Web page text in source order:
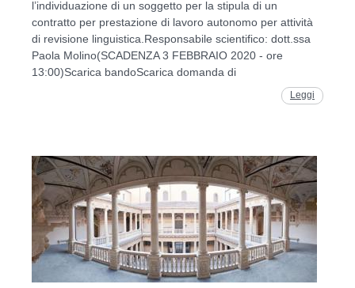
l’individuazione di un soggetto per la stipula di un
contratto per prestazione di lavoro autonomo per attività
di revisione linguistica.Responsabile scientifico: dott.ssa
Paola Molino(SCADENZA 3 FEBBRAIO 2020 - ore
13:00)Scarica bandoScarica domanda di
Leggi